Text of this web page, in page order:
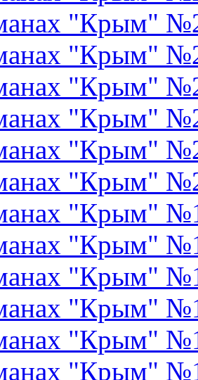
"Крым"
"Крым"
"Крым"
"Крым"
"Крым"
"Крым"
"Крым"
"Крым"
"Крым"
"Крым"
"Крым"
"Крым"